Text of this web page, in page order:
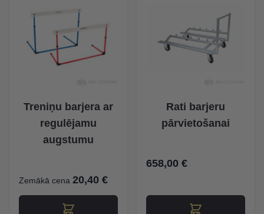
Treniņu barjera ar
regulējamu
augstumu
Zemākā cena 20,40 €
Rati barjeru
pārvietošanai
658,00 €